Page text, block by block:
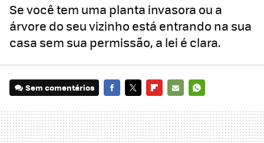
Se você tem uma planta invasora ou a
árvore do seu vizinho está entrando na sua
casa sem sua permissão, a lei é clara.
Sem comentários
MAIL